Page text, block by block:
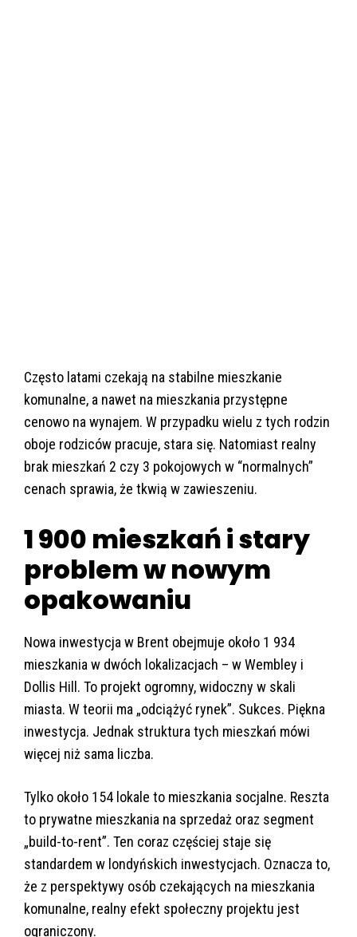
Często latami czekają na stabilne mieszkanie
komunalne, a nawet na mieszkania przystępne
cenowo na wynajem. W przypadku wielu z tych rodzin
oboje rodziców pracuje, stara się. Natomiast realny
brak mieszkań 2 czy 3 pokojowych w “normalnych”
cenach sprawia, że tkwią w zawieszeniu.
1 900 mieszkań i stary
problem w nowym
opakowaniu
Nowa inwestycja w Brent obejmuje około 1 934
mieszkania w dwóch lokalizacjach – w Wembley i
Dollis Hill. To projekt ogromny, widoczny w skali
miasta. W teorii ma „odciążyć rynek”. Sukces. Piękna
inwestycja. Jednak struktura tych mieszkań mówi
więcej niż sama liczba.
Tylko około 154 lokale to mieszkania socjalne. Reszta
to prywatne mieszkania na sprzedaż oraz segment
„build-to-rent”. Ten coraz częściej staje się
standardem w londyńskich inwestycjach. Oznacza to,
że z perspektywy osób czekających na mieszkania
komunalne, realny efekt społeczny projektu jest
ograniczony.